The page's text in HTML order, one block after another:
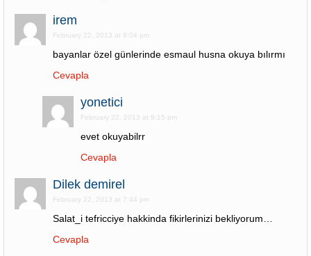
irem
February 22, 2013 at 9:04 pm
bayanlar özel günlerinde esmaul husna okuya bılırmı
Cevapla
yonetici
February 22, 2013 at 9:15 pm
evet okuyabilrr
Cevapla
Dilek demirel
February 22, 2013 at 7:44 pm
Salat_i tefricciye hakkinda fikirlerinizi bekliyorum…
Cevapla